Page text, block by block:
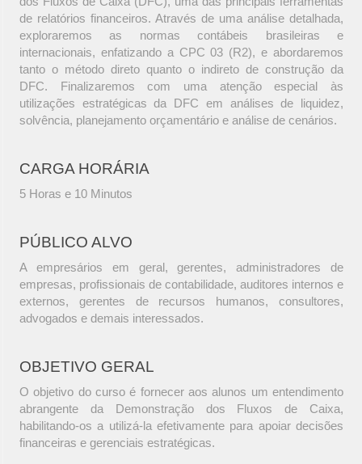
de relatórios financeiros. Através de uma análise detalhada,
exploraremos as normas contábeis brasileiras e
internacionais, enfatizando a CPC 03 (R2), e abordaremos
tanto o método direto quanto o indireto de construção da
DFC. Finalizaremos com uma atenção especial às
utilizações estratégicas da DFC em análises de liquidez,
solvência, planejamento orçamentário e análise de cenários.
CARGA HORÁRIA
5 Horas e 10 Minutos
PÚBLICO ALVO
A empresários em geral, gerentes, administradores de
empresas, profissionais de contabilidade, auditores internos e
externos, gerentes de recursos humanos, consultores,
advogados e demais interessados.
OBJETIVO GERAL
O objetivo do curso é fornecer aos alunos um entendimento
abrangente da Demonstração dos Fluxos de Caixa,
habilitando-os a utilizá-la efetivamente para apoiar decisões
financeiras e gerenciais estratégicas.